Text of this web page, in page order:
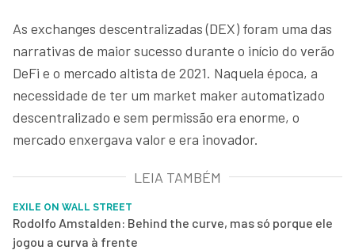
As exchanges descentralizadas (DEX) foram uma das
narrativas de maior sucesso durante o início do verão
DeFi e o mercado altista de 2021. Naquela época, a
necessidade de ter um market maker automatizado
descentralizado e sem permissão era enorme, o
mercado enxergava valor e era inovador.
LEIA TAMBÉM
EXILE ON WALL STREET
Rodolfo Amstalden: Behind the curve, mas só porque ele
jogou a curva à frente